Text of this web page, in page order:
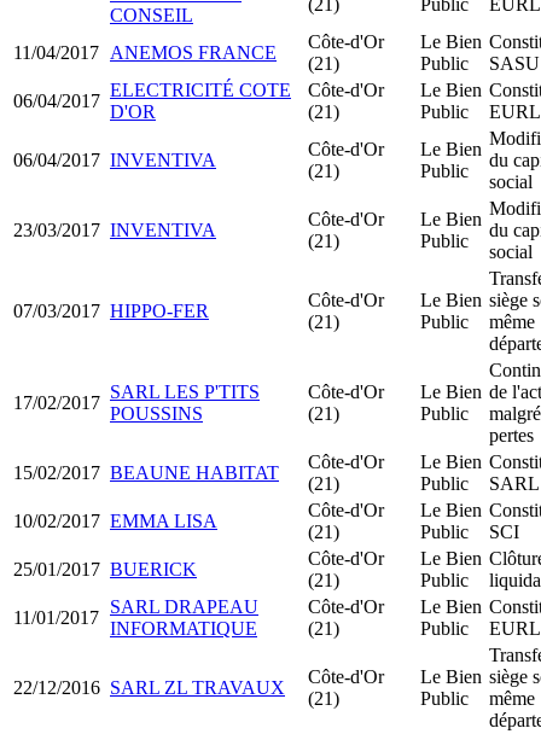
CONSEIL
(21) Public EURL
11/04/2017 ANEMOS FRANCE
Côte-d'Or
(21)
Le Bien
Public
SASU
06/04/2017
ELECTRICITÉ COTE
D'OR
Côte-d'Or
(21)
Le Bien
Public
EURL
06/04/2017 INVENTIVA
Côte-d'Or
(21)
Le Bien
Public
du
social
23/03/2017 INVENTIVA
Côte-d'Or
(21)
Le Bien
Public
du
social
07/03/2017 HIPPO-FER
Côte-d'Or
(21)
Le Bien
Public
siège
même
17/02/2017
SARL LES P'TITS
POUSSINS
Côte-d'Or
(21)
Le Bien
Public
de
pertes
15/02/2017 BEAUNE HABITAT
Côte-d'Or
(21)
Le Bien
Public
SARL
10/02/2017 EMMA LISA
Côte-d'Or
(21)
Le Bien
Public
SCI
25/01/2017 BUERICK
Côte-d'Or
(21)
Le Bien
Public
11/01/2017
SARL DRAPEAU
INFORMATIQUE
Côte-d'Or
(21)
Le Bien
Public
EURL
22/12/2016 SARL ZL TRAVAUX
Côte-d'Or
(21)
Le Bien
Public
siège
même